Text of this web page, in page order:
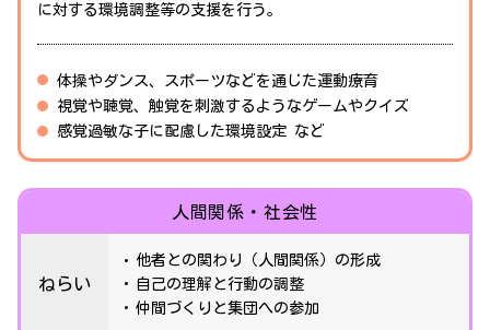
に対する環境調整等の支援を行う。
体操やダンス、スポーツなどを通じた運動療育
視覚や聴覚、触覚を刺激するようなゲームやクイズ
感覚過敏な子に配慮した環境設定 など
人間関係・社会性
ねらい
他者との関わり（人間関係）の形成
自己の理解と行動の調整
仲間づくりと集団への参加